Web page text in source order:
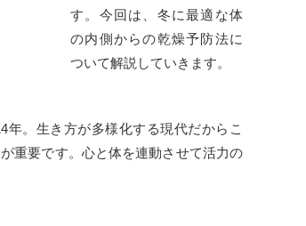
す。今回は、冬に最適な体
の内側からの乾燥予防法に
ついて解説していきます。
。生き方が多様化する現代だからこ
重要です。心と体を連動させて活力の